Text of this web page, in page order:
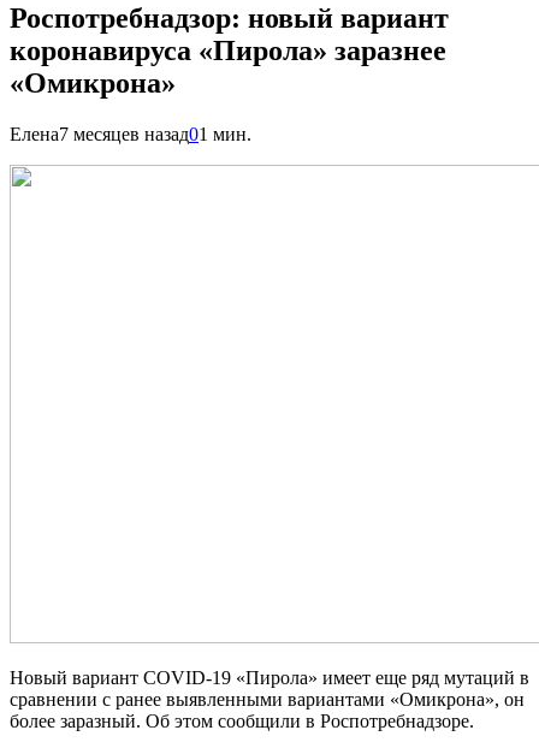
Роспотребнадзор: новый вариант
коронавируса «Пирола» заразнее
«Омикрона»
Елена7 месяцев назад01 мин.
Новый вариант COVID-19 «Пирола» имеет еще ряд мутаций в
сравнении с ранее выявленными вариантами «Омикрона», он
более заразный. Об этом сообщили в Роспотребнадзоре.